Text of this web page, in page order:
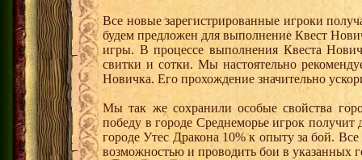
Все новые зарегистрированные игроки
будем предложен для выполнение Квест
игры. В процессе выполнения Квеста
свитки и сотки. Мы настоятельно
Новичка. Его прохождение значительно
Мы так же сохранили особые свойства
победу в городе Среднеморье игрок
городе Утес Дракона 10% к опыту за бой.
возможностью и проводить бои в указанных